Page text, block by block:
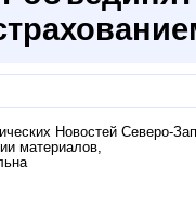
Новостей Северо-
материалов,